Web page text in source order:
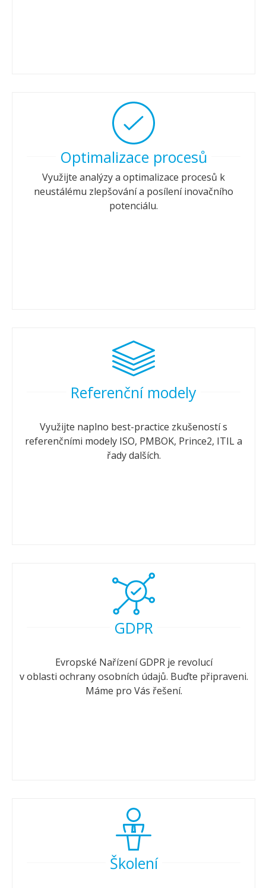
Optimalizace procesů
Využijte analýzy a optimalizace procesů k
neustálému zlepšování a posílení inovačního
potenciálu.
Referenční modely
Využijte naplno best-practice zkušeností s
referenčními modely ISO, PMBOK, Prince2, ITIL a
řady dalších.
GDPR
Evropské Nařízení GDPR je revolucí
v oblasti ochrany osobních údajů. Buďte připraveni.
Máme pro Vás řešení.
Školení